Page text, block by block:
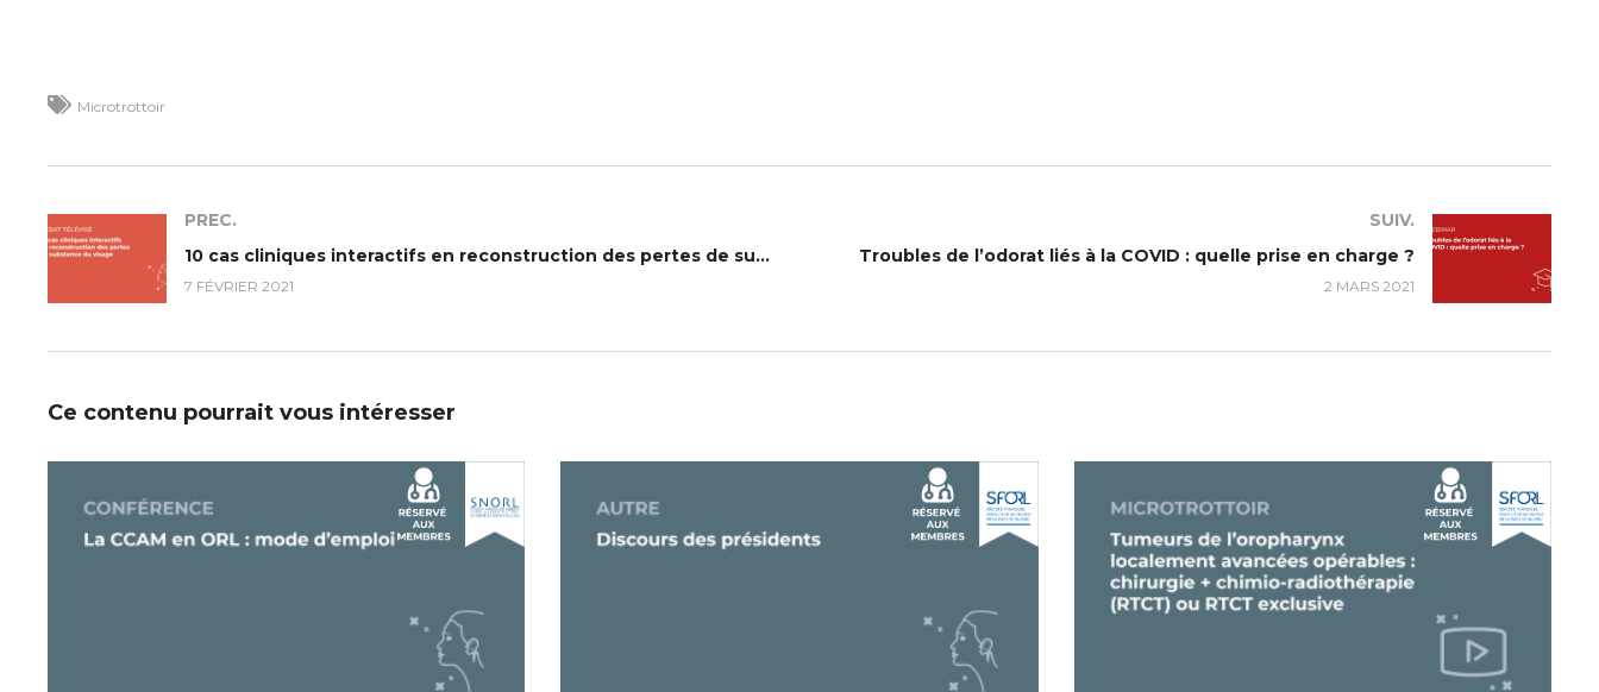
Microtrottoir
PREC.
10 cas cliniques interactifs en reconstruction des pertes de substance du visage
7 FÉVRIER 2021
SUIV.
Troubles de l’odorat liés à la COVID : quelle prise en charge ?
2 MARS 2021
Ce contenu pourrait vous intéresser